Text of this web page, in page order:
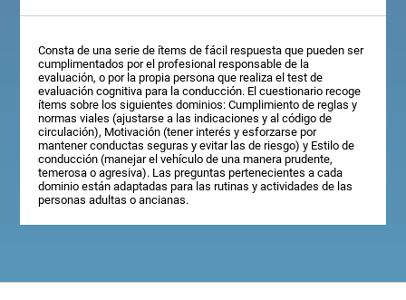
Consta de una serie de ítems de fácil respuesta que pueden ser
cumplimentados por el profesional responsable de la
evaluación, o por la propia persona que realiza el test de
evaluación cognitiva para la conducción. El cuestionario recoge
ítems sobre los siguientes dominios: Cumplimiento de reglas y
normas viales (ajustarse a las indicaciones y al código de
circulación), Motivación (tener interés y esforzarse por
mantener conductas seguras y evitar las de riesgo) y Estilo de
conducción (manejar el vehículo de una manera prudente,
temerosa o agresiva). Las preguntas pertenecientes a cada
dominio están adaptadas para las rutinas y actividades de las
personas adultas o ancianas.